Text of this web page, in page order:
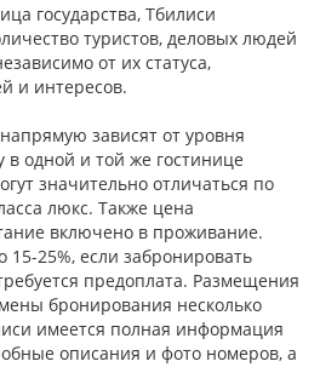
государства, Тбилиси
туристов, деловых людей
от их статуса,
и интересов.
зависят от уровня
в одной и той же гостинице
значительно отличаться по
люкс. Также цена
включено в проживание.
25%, если забронировать
предоплата. Размещения
бронирования несколько
имеется полная информация
описания и фото номеров, а